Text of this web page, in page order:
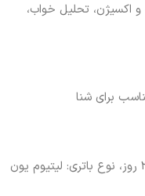
قلب و اکسیژن، تحلیل خواب،
باتری: ۴۳۰ میلی‌آمپرساعت با شارژدهی تا ۲۰ روز، نوع باتری: لیتیوم یون